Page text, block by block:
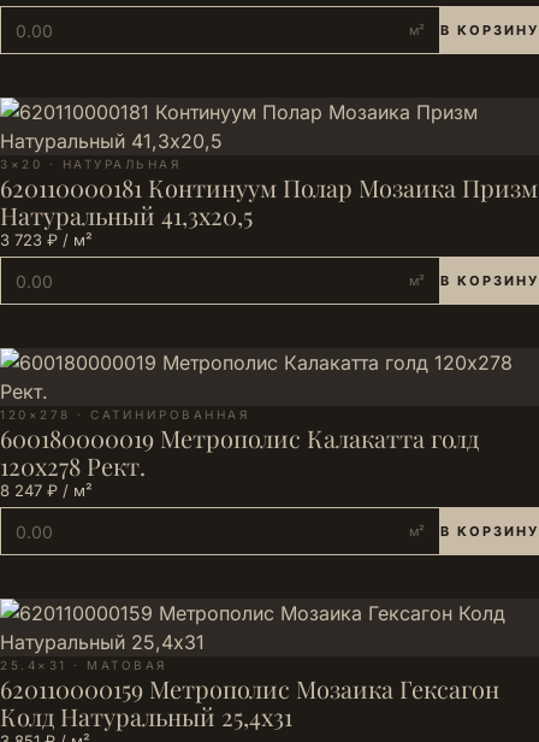
м² В КОРЗИНУ
3×20 · НАТУРАЛЬНАЯ
620110000181 Континуум Полар Мозаика Призм
Натуральный 41,3х20,5
3 723 ₽ / м²
м² В КОРЗИНУ
120×278 · САТИНИРОВАННАЯ
600180000019 Метрополис Калакатта голд
120х278 Рект.
8 247 ₽ / м²
м² В КОРЗИНУ
25.4×31 · МАТОВАЯ
620110000159 Метрополис Мозаика Гексагон
Колд Натуральный 25,4х31